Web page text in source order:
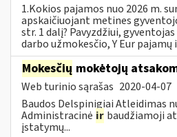
1.Kokios pajamos nuo 2026 m.
apskaičiuojant metines
str. 1 dalį? Pavyzdžiui, gyventojas
darbo užmokesčio, Y Eur pajamų
Mokesčių mokėtojų
Web turinio sąrašas 2020-04-07
Baudos Delspinigiai Atleidimas
Administracinė ir baudžiamoji
įstatymų...